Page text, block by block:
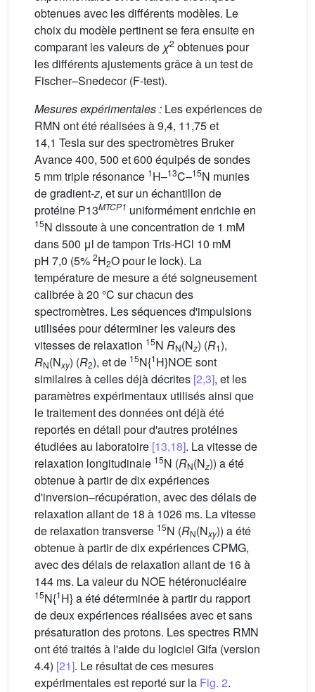
obtenues avec les différents modèles. Le
choix du modèle pertinent se fera ensuite en
comparant les valeurs de χ2 obtenues pour
les différents ajustements grâce à un test de
Fischer–Snedecor (F-test).
Mesures expérimentales : Les expériences de
RMN ont été réalisées à 9,4, 11,75 et
14,1 Tesla sur des spectromètres Bruker
Avance 400, 500 et 600 équipés de sondes
5 mm triple résonance 1H–13C–15N munies
de gradient-z, et sur un échantillon de
protéine P13MTCP1 uniformément enrichie en
15N dissoute à une concentration de 1 mM
dans 500 μl de tampon Tris-HCl 10 mM
pH 7,0 (5% 2H2O pour le lock). La
température de mesure a été soigneusement
calibrée à 20 °C sur chacun des
spectromètres. Les séquences d'impulsions
utilisées pour déterminer les valeurs des
vitesses de relaxation 15N RN(Nz) (R1),
RN(Nxy) (R2), et de 15N{1H}NOE sont
similaires à celles déjà décrites [2,3], et les
paramètres expérimentaux utilisés ainsi que
le traitement des données ont déjà été
reportés en détail pour d'autres protéines
étudiées au laboratoire [13,18]. La vitesse de
relaxation longitudinale 15N (RN(Nz)) a été
obtenue à partir de dix expériences
d'inversion–récupération, avec des délais de
relaxation allant de 18 à 1026 ms. La vitesse
de relaxation transverse 15N (RN(Nxy)) a été
obtenue à partir de dix expériences CPMG,
avec des délais de relaxation allant de 16 à
144 ms. La valeur du NOE hétéronucléaire
15N{1H} a été déterminée à partir du rapport
de deux expériences réalisées avec et sans
présaturation des protons. Les spectres RMN
ont été traités à l'aide du logiciel Gifa (version
4.4) [21]. Le résultat de ces mesures
expérimentales est reporté sur la Fig. 2.